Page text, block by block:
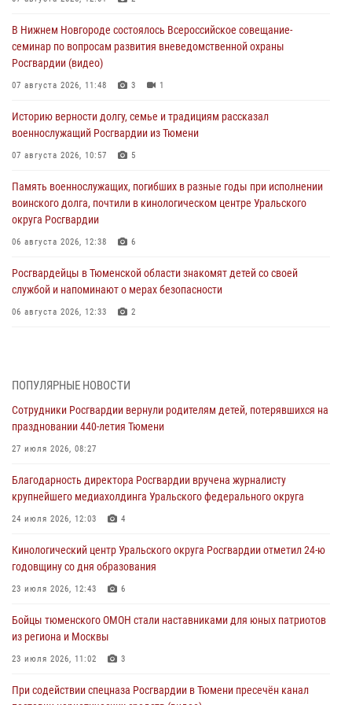
В Нижнем Новгороде состоялось Всероссийское совещание-
семинар по вопросам развития вневедомственной охраны
Росгвардии (видео)
07 августа 2026, 11:48 3 1
Историю верности долгу, семье и традициям рассказал
военнослужащий Росгвардии из Тюмени
07 августа 2026, 10:57 5
Память военнослужащих, погибших в разные годы при исполнении
воинского долга, почтили в кинологическом центре Уральского
округа Росгвардии
06 августа 2026, 12:38 6
Росгвардейцы в Тюменской области знакомят детей со своей
службой и напоминают о мерах безопасности
06 августа 2026, 12:33 2
06 августа 2026, 04:41 3
Росгвардейцы в Тюменской области почтили память генерала
армии Ивана Кирилловича Яковлева
05 августа 2026, 11:03
В Тюмени офицер Росгвардии в радиоэфире напомнил гражданам о
мерах безопасного владения оружием
05 августа 2026, 09:56
Военнослужащие Росгвардии сбили дрон-разведчик ВСУ на южном
направлении
05 августа 2026, 05:35
Стальной характер продемонстрировали росгвардейцы в ходе
масштабных спортивных событий на Урале
05 августа 2026, 05:22
ПОПУЛЯРНЫЕ НОВОСТИ
Сотрудники Росгвардии вернули родителям детей, потерявшихся на
праздновании 440-летия Тюмени
27 июля 2026, 08:27
Благодарность директора Росгвардии вручена журналисту
крупнейшего медиахолдинга Уральского федерального округа
24 июля 2026, 12:03 4
Кинологический центр Уральского округа Росгвардии отметил 24-ю
годовщину со дня образования
23 июля 2026, 12:43 6
Бойцы тюменского ОМОН стали наставниками для юных патриотов
из региона и Москвы
23 июля 2026, 11:02 3
При содействии спецназа Росгвардии в Тюмени пресечён канал